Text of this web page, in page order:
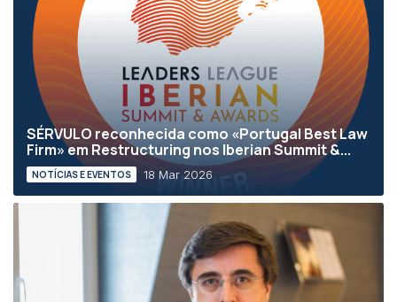
SÉRVULO reconhecida como «Portugal Best Law
Firm» em Restructuring nos Iberian Summit &...
NOTÍCIAS E EVENTOS 18 Mar 2026